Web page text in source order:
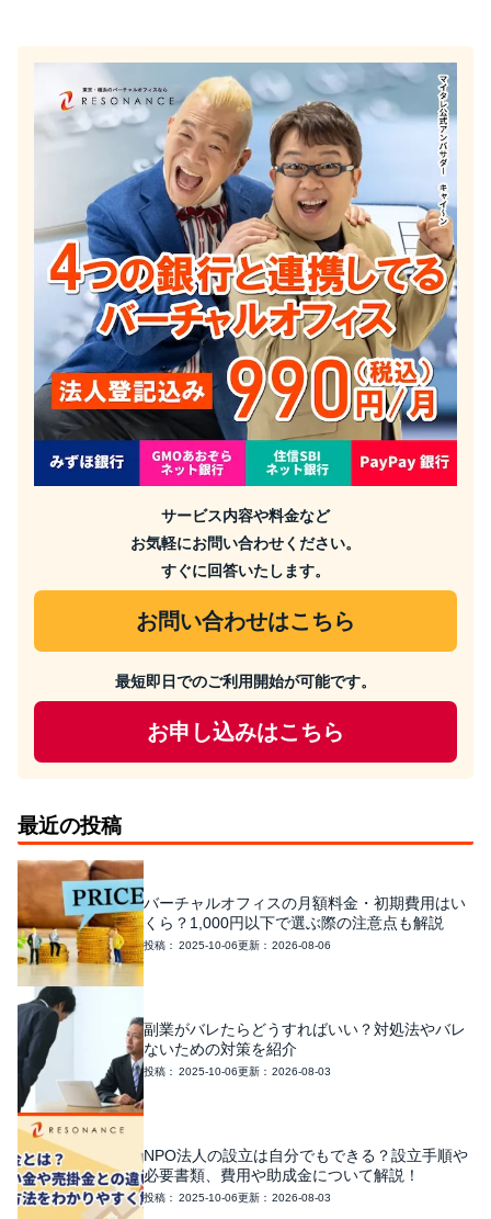
サービス内容や料金など
お気軽にお問い合わせください。
すぐに回答いたします。
お問い合わせはこちら
最短即日でのご利用開始が可能です。
お申し込みはこちら
最近の投稿
バーチャルオフィスの月額料金・初期費用はい
くら？1,000円以下で選ぶ際の注意点も解説
2025-10-06 2026-08-06
副業がバレたらどうすればいい？対処法やバレ
ないための対策を紹介
2025-10-06 2026-08-03
NPO法人の設立は自分でもできる？設立手順や
必要書類、費用や助成金について解説！
2025-10-06 2026-08-03